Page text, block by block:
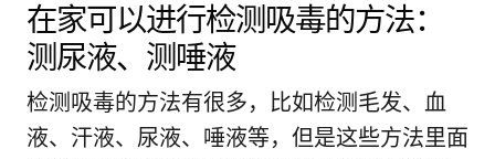
在家可以进行检测吸毒的方法：
测尿液、测唾液
检测吸毒的方法有很多，比如检测毛发、血
液、汗液、尿液、唾液等，但是这些方法里面